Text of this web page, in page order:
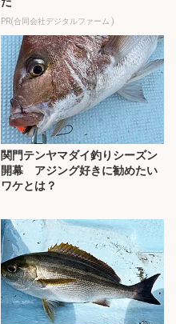
PR(合同会社デジタルファーム )
関門テンヤマダイ釣りシーズン
開幕 アジング好きに勧めたい
ワケとは？